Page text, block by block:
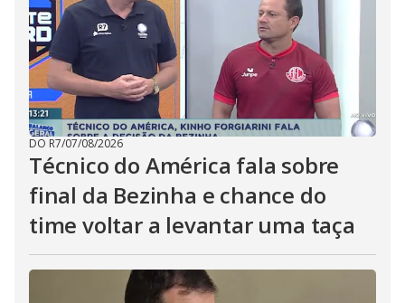
DO R7/07/08/2026
Técnico do América fala sobre
final da Bezinha e chance do
time voltar a levantar uma taça